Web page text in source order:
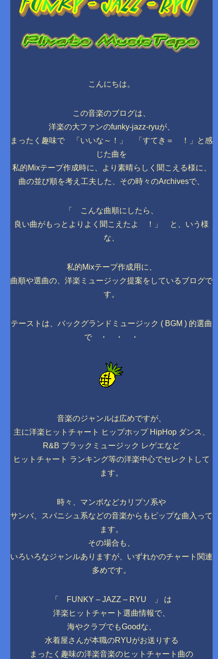
こんにちは。
この音楽のブログは、
洋楽の大ファンのfunky-jazz-ryuが、
まったく趣味で 「いいな～！」 「すてき＝ ！」と感
じた曲を
私的Mixテープ作成時に、より素晴らしく聞こえる様に、
曲の並び順を考え工夫した、その時々のArchivesで、
「 こんな曲順にしたら、
良い曲がもっとよりよく聞こえたよ ！」 と、いう様
な、
私的Mixテープ作成用に、
曲順や選曲の、洋楽ミュージック提案をしているブログで
す。
テーストは、バックグランドミュージック ( BGM ) 的選曲
で ・ ・ ・
音楽のジャンルは広めですが、
主に洋楽ヒットチャート ヒップホップ HipHop ダンス、
R&B ブラックミュージック レゲエなど
ヒットチャート ランキング等の洋楽中心でセレクトして
ます。
時々、マンボなどカリプソ系や
サンバ、スパニシュ系などの音楽からもピップな曲入って
ます。
その場合も、
いろいろなジャンルありますが、いずれかのチャート関連
多めです。
「 FUNKY – JAZZ – RYU 」 は
洋楽ヒットチャート選曲情報で、
海やクラブでもGoodな、
水着屋さんが本職のRYUがお送りする
まったく趣味の洋楽音楽のヒットチャート曲の